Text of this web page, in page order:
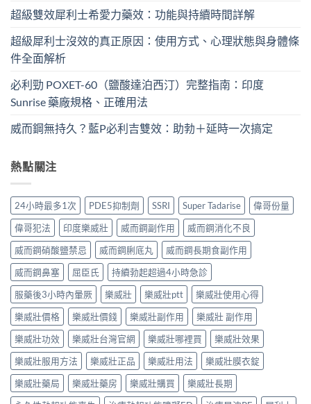
超級雙效犀利士希愛力藥效：功能與持續時間詳解
超級犀利士沒效的真正原因：使用方式、心理狀態與身體條
件全面解析
必利勁 POXET-60（鹽酸達泊西汀）完整指南：印度
Sunrise 藥廠規格、正確用法
威而鋼無持久？藍P必利吉雙效：助勃＋延時一次搞定
熱點關注
24小時最多1次 PDE5抑制劑 SSRI Super Tadarise
偉哥份量
偉哥犯法
印度樂威壯 威而鋼副作用
威而鋼消化不良
威而鋼硝酸鹽禁忌
威而鋼脷底丸
威而鋼長期食副作用
威而鋼鼻塞
屈臣氏
持續勃起超過4小時急診
服藥後3小時內暈厥
樂威壯 樂威壯ptt
樂威壯使用心得
樂威壯價格
樂威壯價錢 樂威壯副作用
樂威壯 副作用
樂威壯功效
樂威壯台灣官網 樂威壯哪裡買
樂威壯效果
樂威壯服用方法
樂威壯正品 樂威壯用法
樂威壯膜衣錠
樂威壯藥局
樂威壯藥房 樂威壯購買
樂威壯長期